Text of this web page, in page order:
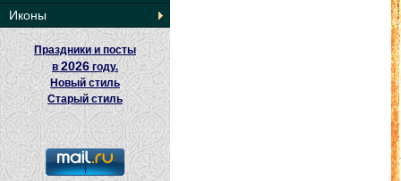
Иконы
Праздники и посты
в2026 году.
Новый стиль
Старый стиль